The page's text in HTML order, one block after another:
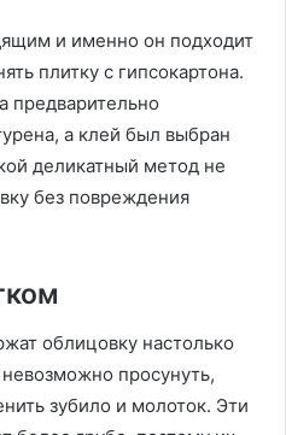
и именно он подходит
плитку с гипсокартона.
предварительно
а клей был выбран
деликатный метод не
без повреждения
облицовку настолько
просунуть,
зубило и молоток. Эти